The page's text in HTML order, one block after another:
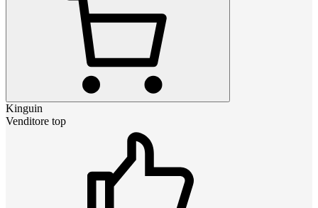
Kinguin
Venditore top